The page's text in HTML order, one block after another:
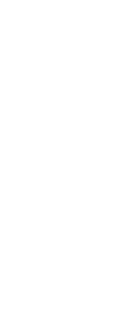
dicono
che denotano
Alla radice, lo